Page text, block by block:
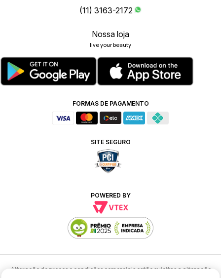
(11) 3163-2172
Nossa loja
live your beauty
FORMAS DE PAGAMENTO
SITE SEGURO
POWERED BY
Alteração de preços e condições comerciais estão sujeitas a alteração